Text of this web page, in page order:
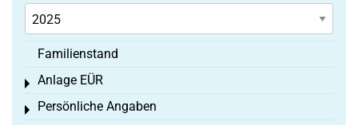
Familienstand
Anlage EÜR
Toggle menu
Persönliche Angaben
Toggle menu